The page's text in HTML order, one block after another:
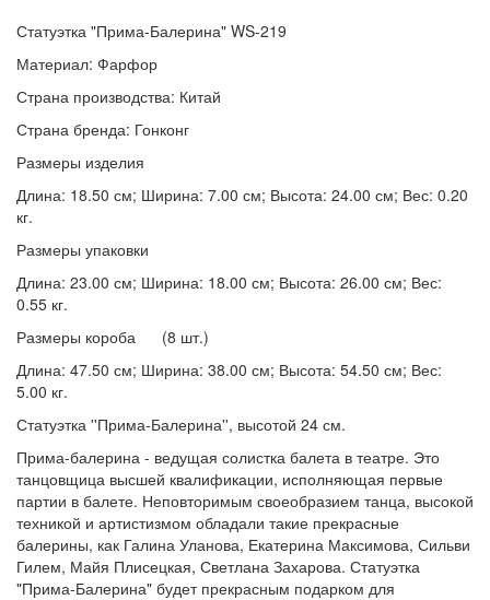
Статуэтка "Прима-Балерина" WS-219
Материал: Фарфор
Страна производства: Китай
Страна бренда: Гонконг
Размеры изделия
Длина: 18.50 см; Ширина: 7.00 см; Высота: 24.00 см; Вес: 0.20
кг.
Размеры упаковки
Длина: 23.00 см; Ширина: 18.00 см; Высота: 26.00 см; Вес:
0.55 кг.
Размеры короба (8 шт.)
Длина: 47.50 см; Ширина: 38.00 см; Высота: 54.50 см; Вес:
5.00 кг.
Статуэтка ''Прима-Балерина'', высотой 24 см.
Прима-балерина - ведущая солистка балета в театре. Это
танцовщица высшей квалификации, исполняющая первые
партии в балете. Неповторимым своеобразием танца, высокой
техникой и артистизмом обладали такие прекрасные
балерины, как Галина Уланова, Екатерина Максимова, Сильви
Гилем, Майя Плисецкая, Светлана Захарова. Статуэтка
"Прима-Балерина" будет прекрасным подарком для